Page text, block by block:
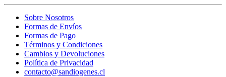
Sobre Nosotros
Formas de Envíos
Formas de Pago
Términos y Condiciones
Cambios y Devoluciones
Política de Privacidad
contacto@sandiogenes.cl